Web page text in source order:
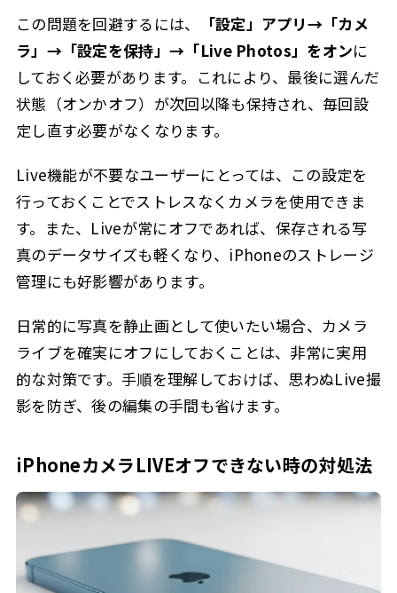
この問題を回避するには、
「設定」アプリ→「カメ
ラ」→「設定を保持」→「Live Photos」をオンに
しておく必要があります。これにより、最後に選んだ
状態（オンかオフ）が次回以降も保持され、毎回設
定し直す必要がなくなります。
Live機能が不要なユーザーにとっては、この設定を
行っておくことでストレスなくカメラを使用できま
す。また、Liveが常にオフであれば、保存される写
真のデータサイズも軽くなり、iPhoneのストレージ
管理にも好影響があります。
日常的に写真を静止画として使いたい場合、カメラ
ライブを確実にオフにしておくことは、非常に実用
的な対策です。手順を理解しておけば、思わぬLive撮
影を防ぎ、後の編集の手間も省けます。
iPhoneカメラLIVEオフできない時の対処法